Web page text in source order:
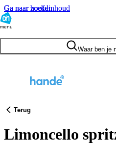
Ga naar hoofdinhoud
Ga naar zoeken
menu
Waar ben je
Terug
Limoncello